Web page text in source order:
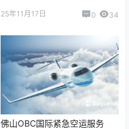
25年11月17日 0 34
佛山OBC国际紧急空运服务